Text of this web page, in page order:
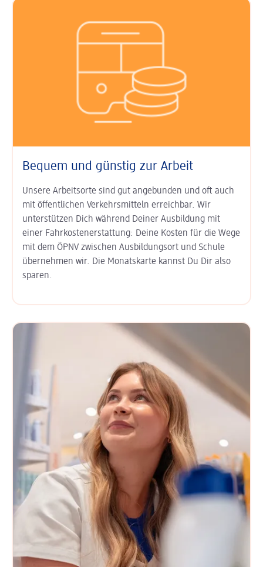
Bequem und günstig zur Arbeit
Unsere Arbeitsorte sind gut an­ge­bunden und oft auch
mit öffent­lichen Verkehrs­mitteln erreichbar. Wir
unterstützen Dich während Deiner Aus­bildung mit
einer Fahr­kosten­erstat­tung: Deine Kosten für die Wege
mit dem ÖPNV zwischen Ausbildungs­ort und Schule
übernehmen wir. Die Monats­karte kannst Du Dir also
sparen.